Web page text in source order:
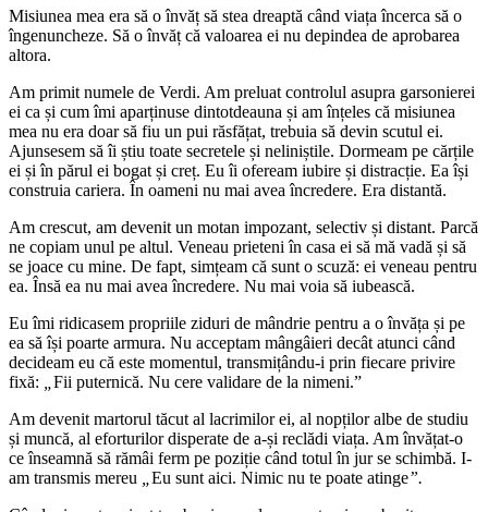
Misiunea mea era să o învăț să stea dreaptă când viața încerca să o
îngenuncheze. Să o învăț că valoarea ei nu depindea de aprobarea
altora.
Am primit numele de Verdi. Am preluat controlul asupra garsonierei
ei ca și cum îmi aparținuse dintotdeauna și am înțeles că misiunea
mea nu era doar să fiu un pui răsfățat, trebuia să devin scutul ei.
Ajunsesem să îi știu toate secretele și neliniștile. Dormeam pe cărțile
ei și în părul ei bogat și creț. Eu îi ofeream iubire și distracție. Ea își
construia cariera. În oameni nu mai avea încredere. Era distantă.
Am crescut, am devenit un motan impozant, selectiv și distant. Parcă
ne copiam unul pe altul. Veneau prieteni în casa ei să mă vadă și să
se joace cu mine. De fapt, simțeam că sunt o scuză: ei veneau pentru
ea. Însă ea nu mai avea încredere. Nu mai voia să iubească.
Eu îmi ridicasem propriile ziduri de mândrie pentru a o învăța și pe
ea să își poarte armura. Nu acceptam mângâieri decât atunci când
decideam eu că este momentul, transmițându-i prin fiecare privire
fixă:
Fii puternică. Nu cere validare de la nimeni.”
Am devenit martorul tăcut al lacrimilor ei, al nopților albe de studiu
și muncă, al eforturilor disperate de a-și reclădi viața. Am învățat-o
ce înseamnă să rămâi ferm pe poziție când totul în jur se schimbă. I-
am transmis mereu
Eu sunt aici. Nimic nu te poate atinge”.